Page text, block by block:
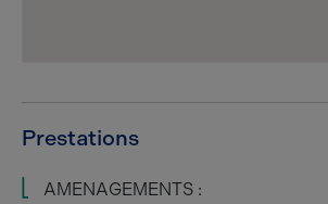
Prestations
AMENAGEMENTS :